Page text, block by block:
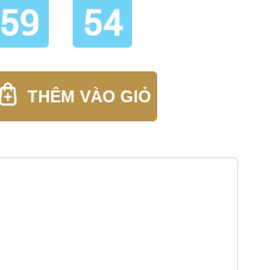
59 53
THÊM VÀO GIỎ